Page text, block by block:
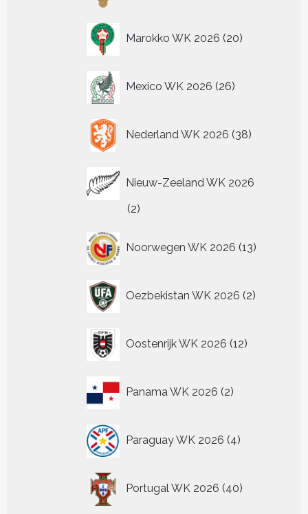
Marokko WK 2026 20
producten
Mexico WK 2026 26
producten
Nederland WK 2026 38
producten
Nieuw-Zeeland WK 2026
22
Noorwegen WK 2026 13
producten
Oezbekistan WK 2026 2
producten
Oostenrijk WK 2026 12
producten
Panama WK 2026 2
producten
Paraguay WK 2026 4
producten
Portugal WK 2026 40
producten